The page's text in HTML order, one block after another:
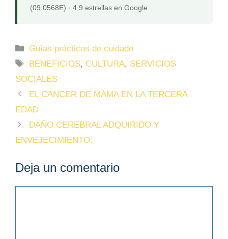
(09.0568E) · 4,9 estrellas en Google
Guías prácticas de cuidado
BENEFICIOS, CULTURA, SERVICIOS
SOCIALES
EL CANCER DE MAMA EN LA TERCERA
EDAD
DAÑO CEREBRAL ADQUIRIDO Y
ENVEJECIMIENTO.
Deja un comentario